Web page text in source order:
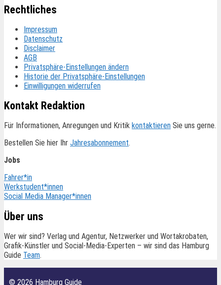
Rechtliches
Impressum
Datenschutz
Disclaimer
AGB
Privatsphäre-Einstellungen ändern
Historie der Privatsphäre-Einstellungen
Einwilligungen widerrufen
Kontakt Redaktion
Für Informationen, Anregungen und Kritik kontaktieren Sie uns gerne.
Bestellen Sie hier Ihr Jahresabonnement.
Jobs
Fahrer*in
Werkstudent*innen
Social Media Manager*innen
Über uns
Wer wir sind? Verlag und Agentur, Netzwerker und Wortakrobaten,
Grafik-Künstler und Social-Media-Experten – wir sind das Hamburg
Guide Team.
© 2026 Hamburg Guide